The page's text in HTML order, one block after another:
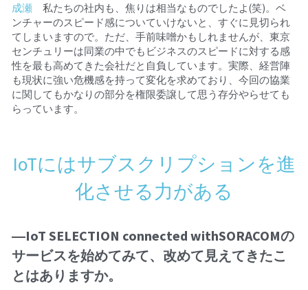
成瀬 私たちの社内も、焦りは相当なものでしたよ(笑)。ベ
ンチャーのスピード感についていけないと、すぐに見切られ
てしまいますので。ただ、手前味噌かもしれませんが、東京
センチュリーは同業の中でもビジネスのスピードに対する感
性を最も高めてきた会社だと自負しています。実際、経営陣
も現状に強い危機感を持って変化を求めており、今回の協業
に関してもかなりの部分を権限委譲して思う存分やらせても
らっています。
IoTにはサブスクリプションを進
化させる力がある
―IoT SELECTION connected withSORACOMの
サービスを始めてみて、改めて見えてきたこ
とはありますか。